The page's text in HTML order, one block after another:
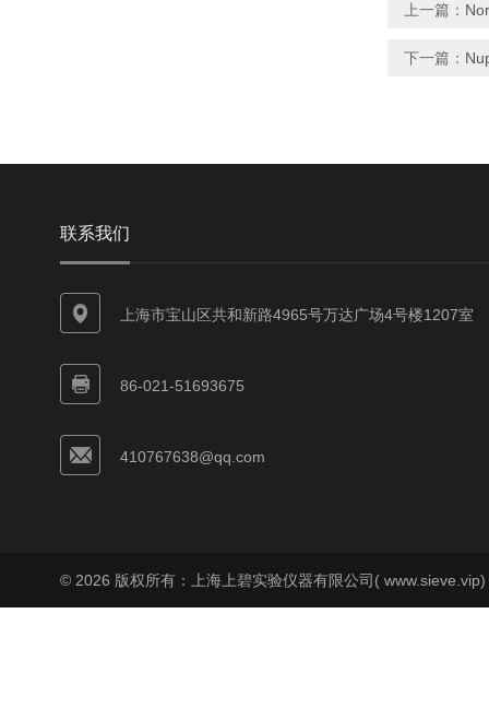
上一篇：
下一篇：
联系我们
上海市宝山区共和新路4965号万达广场4号楼1207室
86-021-51693675
410767638@qq.com
© 2026 版权所有：上海上碧实验仪器有限公司(